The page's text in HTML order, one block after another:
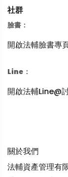
社群
臉書：
開啟法輔臉書專
Line：
開啟法輔Line@
關於我們
法輔資產管理有